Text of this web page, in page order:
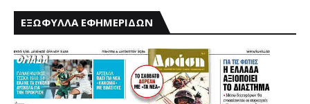
ΕΞΩΦΥΛΛΑ ΕΦΗΜΕΡΙΔΩΝ